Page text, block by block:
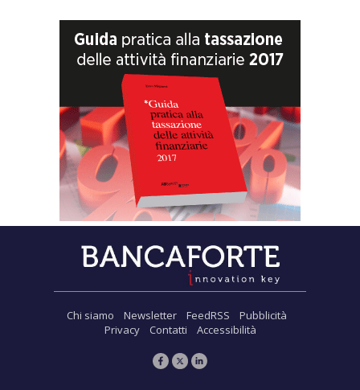
Chi siamo Newsletter FeedRSS
Pubblicità
Privacy
Contatti Accessibilità